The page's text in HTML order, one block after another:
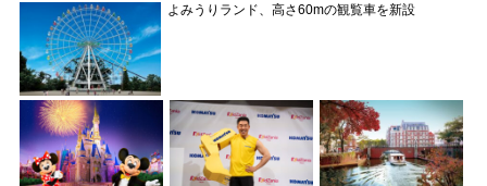
よみうりランド、高さ60mの観覧車を新設